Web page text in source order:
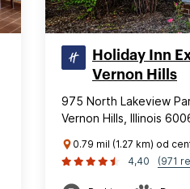
Holiday Inn
Vernon Hills
975 North Lakeview
Vernon Hills, Illinois
0.79 mil (1.27 km) od
4,40
(971